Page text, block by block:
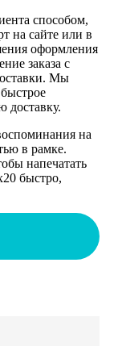
способом,
на сайте или в
оформления
заказа с
Мы
доставку.
на
в рамке.
напечатать
быстро,